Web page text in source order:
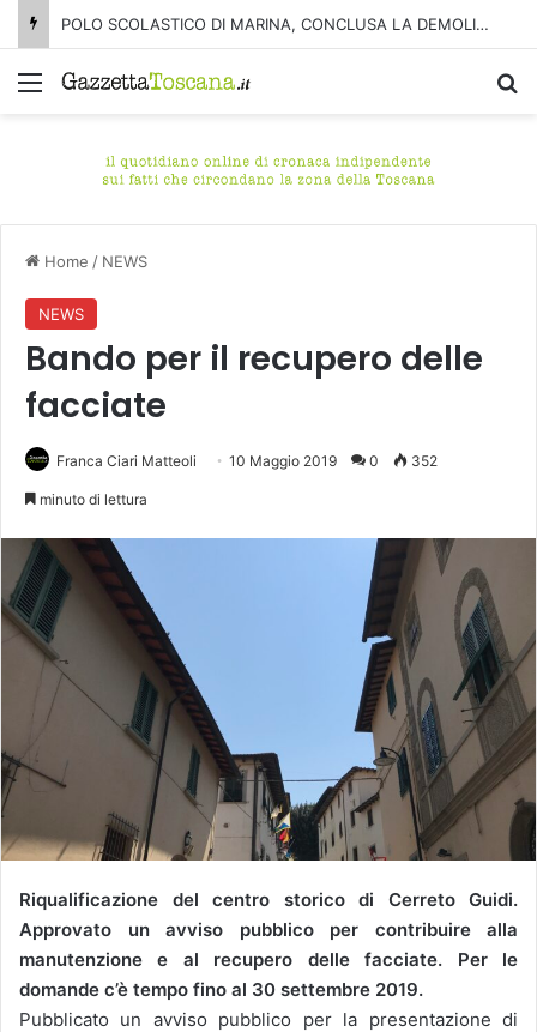
POLO SCOLASTICO DI MARINA, CONCLUSA LA DEMOLIZIONE DELL’ALA NORD-SUD
Menu
Home / NEWS
NEWS
Bando per il recupero delle
facciate
Franca Ciari Matteoli 10 Maggio 2019 0 352
minuto di lettura
Riqualificazione del centro storico di Cerreto Guidi.
Approvato un avviso pubblico per contribuire alla
manutenzione e al recupero delle facciate. Per le
domande c’è tempo fino al 30 settembre 2019.
Pubblicato un avviso pubblico per la presentazione di